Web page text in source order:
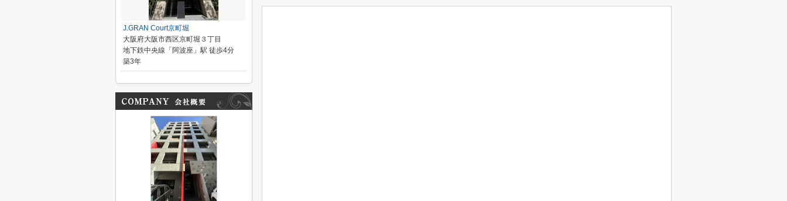
J.GRAN Court京町堀
大阪府大阪市西区京町堀３丁目
地下鉄中央線「阿波座」駅 徒歩4分
築3年